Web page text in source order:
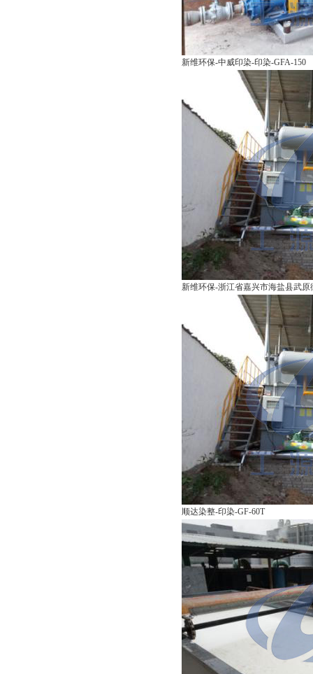
新维环保-中威印染-印染-GFA-150
新维环保-浙江省嘉兴市海盐县武
顺达染整-印染-GF-60T